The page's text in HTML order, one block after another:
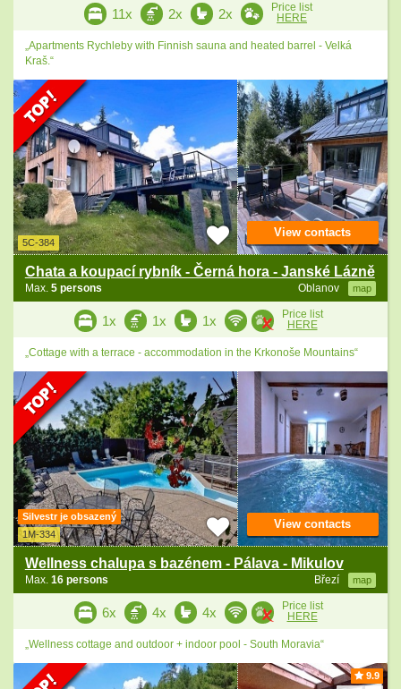
11x 2x 2x
Price list
HERE
„Apartments Rychleby with Finnish sauna and heated barrel - Velká
Kraš.“
5C-384
Chata a koupací rybník - Černá hora - Janské Lázně
Oblanov map
Max. 5 persons
View contacts
1x 1x 1x
Price list
HERE
„Cottage with a terrace - accommodation in the Krkonoše Mountains“
Silvestr je obsazený
1M-334
Wellness chalupa s bazénem - Pálava - Mikulov
Březí map
Max. 16 persons
View contacts
6x 4x 4x
Price list
HERE
„Wellness cottage and outdoor + indoor pool - South Moravia“
9.9